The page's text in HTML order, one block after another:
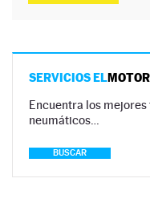
SERVICIOS ELMOTOR
Encuentra los
neumáticos…
BUSCAR